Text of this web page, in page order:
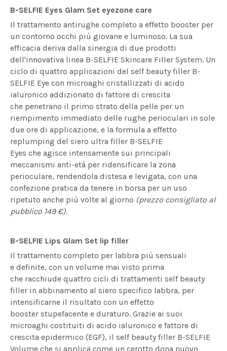
B-SELFIE Eyes Glam Set eyezone care
Il trattamento antirughe completo a effetto booster per
un contorno occhi più giovane e luminoso. La sua
efficacia deriva dalla sinergia di due prodotti
dell'innovativa linea B-SELFIE Skincare Filler System. Un
ciclo di quattro applicazioni del self beauty filler B-
SELFIE Eye con microaghi cristallizzati di acido
ialuronico addizionato di fattore di crescita
che penetrano il primo strato della pelle per un
riempimento immediato delle rughe perioculari in sole
due ore di applicazione, e la formula a effetto
replumping del siero ultra filler B-SELFIE
Eyes che agisce intensamente sui principali
meccanismi anti-età per ridensificare la zona
perioculare, rendendola distesa e levigata, con una
confezione pratica da tenere in borsa per un uso
ripetuto anche più volte al giorno (prezzo consigliato al
pubblico 149 €).
B-SELFIE Lips Glam Set lip filler
Il trattamento completo per labbra più sensuali
e definite, con un volume mai visto prima
che racchiude quattro cicli di trattamenti self beauty
filler in abbinamento al siero specifico labbra, per
intensificarne il risultato con un effetto
booster stupefacente e duraturo. Grazie ai suoi
microaghi costituiti di acido ialuronico e fattore di
crescita epidermico (EGF), il self beauty filler B-SELFIE
Volume che si applica come un cerotto dona nuovo